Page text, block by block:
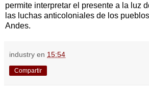
permite interpretar el presente a la luz
las luchas anticoloniales de los
Andes.
industry en 15:54
Compartir